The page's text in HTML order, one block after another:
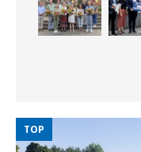
TOP